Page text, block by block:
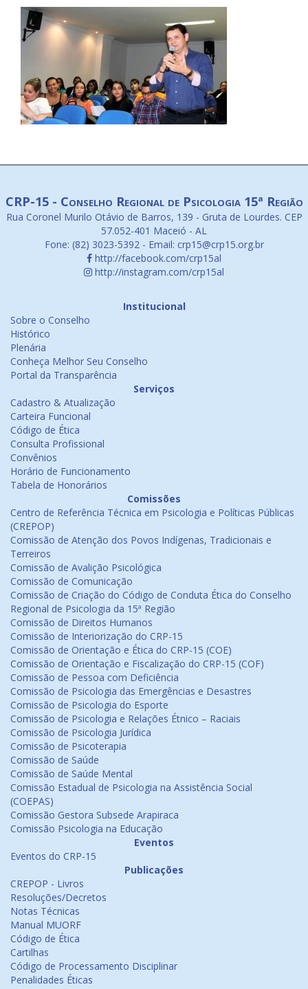
CRP-15 - Conselho Regional de Psicologia 15ª Região
Rua Coronel Murilo Otávio de Barros, 139 - Gruta de Lourdes. CEP
57.052-401 Maceió - AL
Fone: (82) 3023-5392 - Email: crp15@crp15.org.br
http://facebook.com/crp15al
http://instagram.com/crp15al
Institucional
Sobre o Conselho
Histórico
Plenária
Conheça Melhor Seu Conselho
Portal da Transparência
Serviços
Cadastro & Atualização
Carteira Funcional
Código de Ética
Consulta Profissional
Convênios
Horário de Funcionamento
Tabela de Honorários
Comissões
Centro de Referência Técnica em Psicologia e Políticas Públicas
(CREPOP)
Comissão de Atenção dos Povos Indígenas, Tradicionais e
Terreiros
Comissão de Avalição Psicológica
Comissão de Comunicação
Comissão de Criação do Código de Conduta Ética do Conselho
Regional de Psicologia da 15ª Região
Comissão de Direitos Humanos
Comissão de Interiorização do CRP-15
Comissão de Orientação e Ética do CRP-15 (COE)
Comissão de Orientação e Fiscalização do CRP-15 (COF)
Comissão de Pessoa com Deficiência
Comissão de Psicologia das Emergências e Desastres
Comissão de Psicologia do Esporte
Comissão de Psicologia e Relações Étnico – Raciais
Comissão de Psicologia Jurídica
Comissão de Psicoterapia
Comissão de Saúde
Comissão de Saúde Mental
Comissão Estadual de Psicologia na Assistência Social
(COEPAS)
Comissão Gestora Subsede Arapiraca
Comissão Psicologia na Educação
Eventos
Eventos do CRP-15
Publicações
CREPOP - Livros
Resoluções/Decretos
Notas Técnicas
Manual MUORF
Código de Ética
Cartilhas
Código de Processamento Disciplinar
Penalidades Éticas